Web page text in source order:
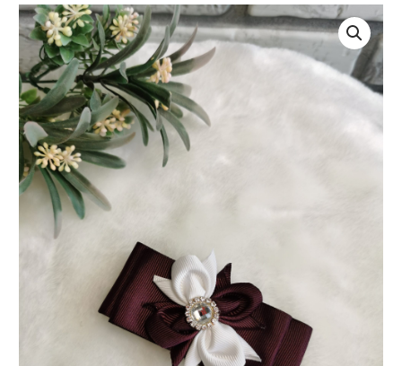
produkto
kiekis:
Segė
"Burgundiška"